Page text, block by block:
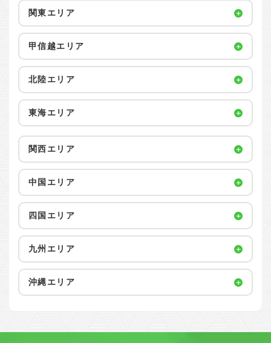
関東エリア
甲信越エリア
北陸エリア
東海エリア
関西エリア
中国エリア
四国エリア
九州エリア
沖縄エリア